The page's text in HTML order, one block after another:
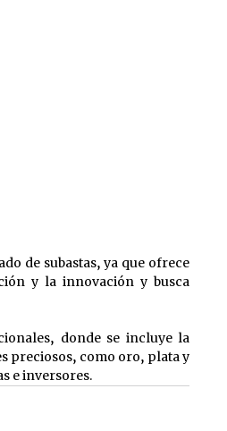
de subastas, ya que ofrece
y la innovación y busca
donde se incluye la
preciosos, como oro, plata y
e inversores.